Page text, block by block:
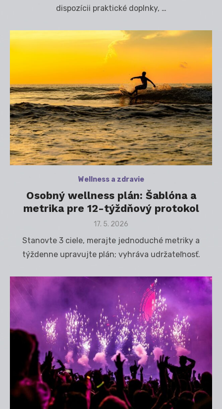
dispozícii praktické doplnky, …
Wellness a zdravie
Osobný wellness plán: Šablóna a
metrika pre 12-týždňový protokol
Posted
17. 5. 2026
Stanovte 3 ciele, merajte jednoduché metriky a
týždenne upravujte plán; vyhráva udržateľnosť.